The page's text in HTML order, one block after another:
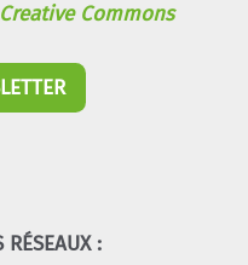
Commons
RÉSEAUX :